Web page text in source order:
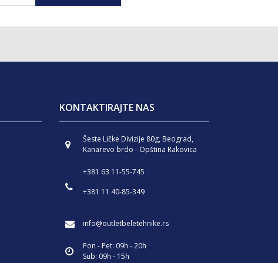
KONTAKTIRAJTE NAS
Šeste Ličke Divizije 80g, Beograd,
Kanarevo brdo - Opština Rakovica
+381 63 11-55-745
+381 11 40-85-349
info@outletbeletehnike.rs
Pon - Pet: 09h - 20h
Sub: 09h - 15h